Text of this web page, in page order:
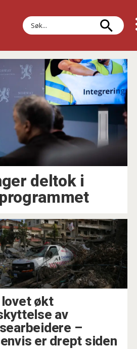
Søk
deltok i
lovet økt
av
–
er drept siden